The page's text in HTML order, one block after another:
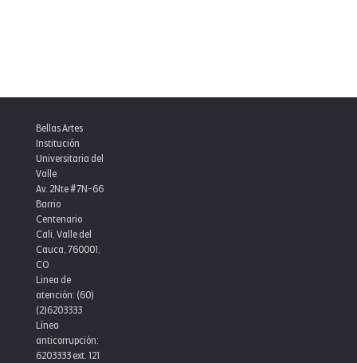
Bellas Artes
Institución
Universitaria del
Valle
Av. 2Nte #7N-66
Barrio
Centenario
Cali, Valle del
Cauca, 760001,
CO
Linea de
atención: (60)
(2)6203333
Línea
anticorrupción:
6203333 ext. 121